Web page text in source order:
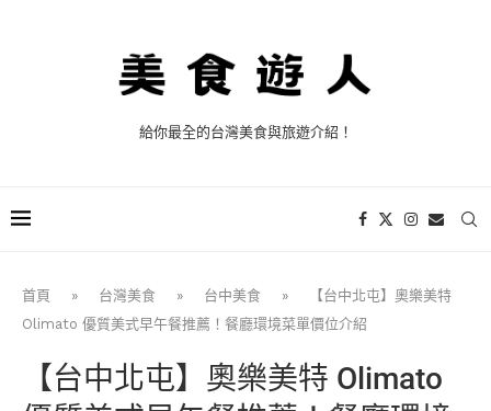
給你最全的台灣美食與旅遊介紹！
首頁 » 台灣美食 » 台中美食 »
【台中北屯】奧樂美特
Olimato 優質美式早午餐推薦！餐廳環境菜單價位介紹
【台中北屯】奧樂美特 Olimato